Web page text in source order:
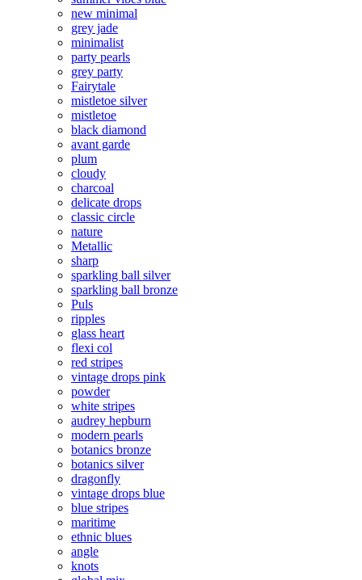
new minimal
grey jade
minimalist
party pearls
grey party
Fairytale
mistletoe silver
mistletoe
black diamond
avant garde
plum
cloudy
charcoal
delicate drops
classic circle
nature
Metallic
sharp
sparkling ball silver
sparkling ball bronze
Puls
ripples
glass heart
flexi col
red stripes
vintage drops pink
powder
white stripes
audrey hepburn
modern pearls
botanics bronze
botanics silver
dragonfly
vintage drops blue
blue stripes
maritime
ethnic blues
angle
knots